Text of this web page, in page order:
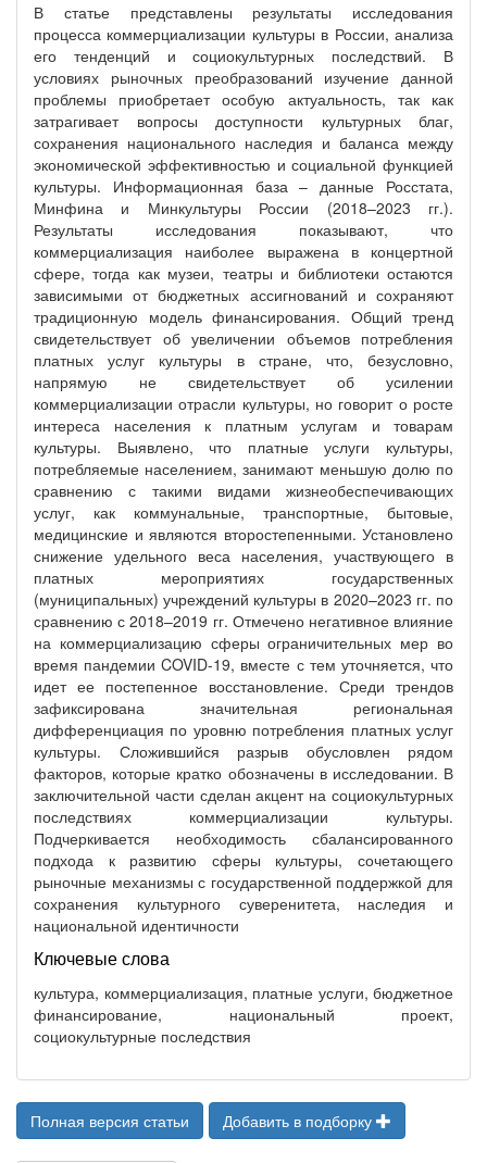
В статье представлены результаты исследования
процесса коммерциализации культуры в России, анализа
его тенденций и социокультурных последствий. В
условиях рыночных преобразований изучение данной
проблемы приобретает особую актуальность, так как
затрагивает вопросы доступности культурных благ,
сохранения национального наследия и баланса между
экономической эффективностью и социальной функцией
культуры. Информационная база – данные Росстата,
Минфина и Минкультуры России (2018–2023 гг.).
Результаты исследования показывают, что
коммерциализация наиболее выражена в концертной
сфере, тогда как музеи, театры и библиотеки остаются
зависимыми от бюджетных ассигнований и сохраняют
традиционную модель финансирования. Общий тренд
свидетельствует об увеличении объемов потребления
платных услуг культуры в стране, что, безусловно,
напрямую не свидетельствует об усилении
коммерциализации отрасли культуры, но говорит о росте
интереса населения к платным услугам и товарам
культуры. Выявлено, что платные услуги культуры,
потребляемые населением, занимают меньшую долю по
сравнению с такими видами жизнеобеспечивающих
услуг, как коммунальные, транспортные, бытовые,
медицинские и являются второстепенными. Установлено
снижение удельного веса населения, участвующего в
платных мероприятиях государственных
(муниципальных) учреждений культуры в 2020–2023 гг. по
сравнению с 2018–2019 гг. Отмечено негативное влияние
на коммерциализацию сферы ограничительных мер во
время пандемии COVID-19, вместе с тем уточняется, что
идет ее постепенное восстановление. Среди трендов
зафиксирована значительная региональная
дифференциация по уровню потребления платных услуг
культуры. Сложившийся разрыв обусловлен рядом
факторов, которые кратко обозначены в исследовании. В
заключительной части сделан акцент на социокультурных
последствиях коммерциализации культуры.
Подчеркивается необходимость сбалансированного
подхода к развитию сферы культуры, сочетающего
рыночные механизмы с государственной поддержкой для
сохранения культурного суверенитета, наследия и
национальной идентичности
Ключевые слова
культура, коммерциализация, платные услуги, бюджетное
финансирование, национальный проект,
социокультурные последствия
Полная версия статьи Добавить в подборку